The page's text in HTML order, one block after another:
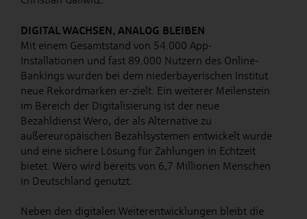
DIGITAL WACHSEN, ANALOG BLEIBEN
Mit einem Gesamtstand von 54.000 App-
Installationen und fast 89.000 Nutzern des Online-
Bankings wurden bei dem niederbayerischen Institut
neue Rekordmarken er-zielt. Ein weiterer Meilenstein
im Bereich der Digitalisierung ist der neue
Bezahldienst Wero, der als Alternative zu
außereuropäischen Bezahlsystemen entwickelt wurde
und eine sichere Lösung für Zahlungen in Echtzeit
bietet. Wero wird bereits von 6,7 Millionen Menschen
in Deutschland genutzt.
Neben den digitalen Weiterentwicklungen bleibt die